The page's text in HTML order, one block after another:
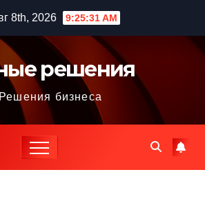
8th, 2026 9:25:32 AM
решения
Решения бизнеса